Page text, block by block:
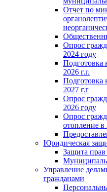
Отчет по
Опрос
2024 году
Подготовка
2026 г.г.
Подготовка
2027 г.г
Опрос
2026 году
Опрос
отопление в
Юридическая
Защита прав
Управление
гражданами